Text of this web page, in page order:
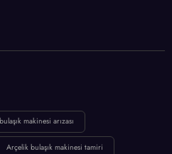
makinesi arızası
Arçelik bulaşık makinesi tamiri